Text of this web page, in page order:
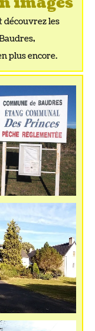
découvrez les
plus encore.